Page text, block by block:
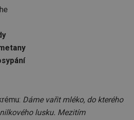
Dáme vařit mléko, do kterého
lusku. Mezitím